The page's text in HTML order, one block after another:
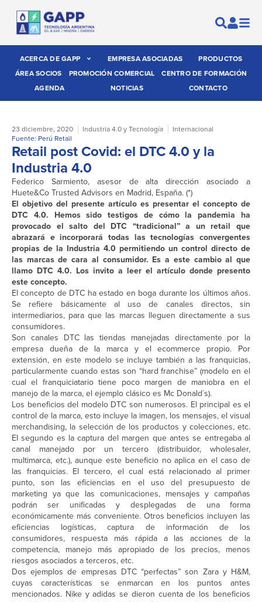
ACERCA DE GAPP EMPRESA ASOCIADAS
PRODUCTOS
ÁREA SOCIOS
PROMOCIÓN COMERCIAL
CENTRO DE FORMACIÓN
AGENDA
NOTICIAS CONTACTO
23 diciembre, 2020 Industria 4.0 y Tecnología
Internacional
Fuente: Perú Retail
Retail post Covid: el DTC 4.0 y la
Industria 4.0
Federico Sarmiento, asesor de alta dirección asociado a
Huete&Co Trusted Advisors en Madrid, España. (*)
El objetivo del presente artículo es presentar el concepto de
DTC 4.0. Hemos sido testigos de cómo la pandemia ha
provocado el salto del DTC “tradicional” a un retail que
abrazará e incorporará todas las tecnologías convergentes
propias de la Industria 4.0 permitiendo un control directo de
las marcas de cara al consumidor. Es a este cambio al que
llamo DTC 4.0. Los invito a leer el artículo donde presento
este concepto.
El concepto de DTC ha estado en boga durante los últimos años.
Se refiere básicamente al uso de canales directos, sin
intermediarios, para que las marcas lleguen directamente a sus
consumidores.
Son canales DTC las tiendas manejadas directamente por la
empresa dueña de la marca y el ecommerce propio. Por
extensión, en este modelo se incluye también a las franquicias,
particularmente cuando estas son “hard franchise” (modelo en el
cual el franquiciatario tiene poco margen de maniobra en el
manejo de la marca, el ejemplo clásico es Mc Donald´s).
Los beneficios del modelo DTC son numerosos. El principal es el
control de la marca, esto incluye la imagen, los mensajes, el visual
merchandising, la selección de los productos y colecciones, etc.
El segundo es la captura del margen que antes se entregaba al
canal manejado por un tercero (distribuidor, wholesaler,
multimarca, etc.), aunque este beneficio no aplica en el caso de
las franquicias. El tercero, el cual está relacionado al primer
punto, son las eficiencias en el uso del presupuesto de
marketing ya que las comunicaciones, mensajes y campañas
podrán ser unificadas y desplegadas de una forma
económicamente más conveniente. Otros beneficios incluyen las
eficiencias logísticas, captura de información de los
consumidores, respuesta más rápida a las acciones de la
competencia, manejo más apropiado de los precios, menos
riesgos asociados a terceros, etc.
Dos ejemplos de empresas DTC “perfectas” son Zara y H&M,
cuyas características se enmarcan en los puntos antes
mencionados. Nike y adidas se dieron cuenta de los beneficios